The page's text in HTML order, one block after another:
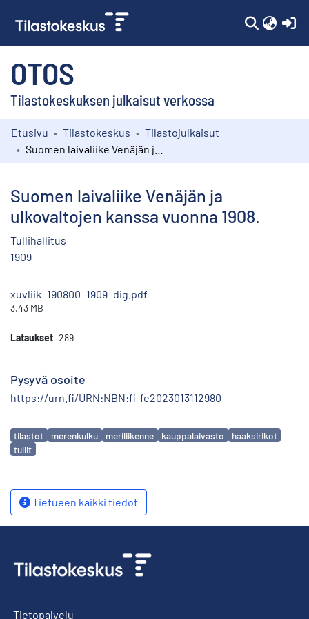
OTOS
Tilastokeskuksen julkaisut verkossa
Kokoelmat
Etusivu Tilastokeskus
Tilastojulkaisut
Suomen laivaliike Venäjän ja
ulkovaltojen kanssa vuonna 1908.
Tullihallitus
1909
xuvliik_190800_1909_dig.pdf
3.43 MB
Lataukset 289
Pysyvä osoite
https://urn.fi/URN:NBN:fi-fe2023013112980
Avainsanat
tilastot merenkulku meriliikenne kauppalaivasto
haaksirikot
tullit
Tietueen kaikki tiedot
Tietopalvelu